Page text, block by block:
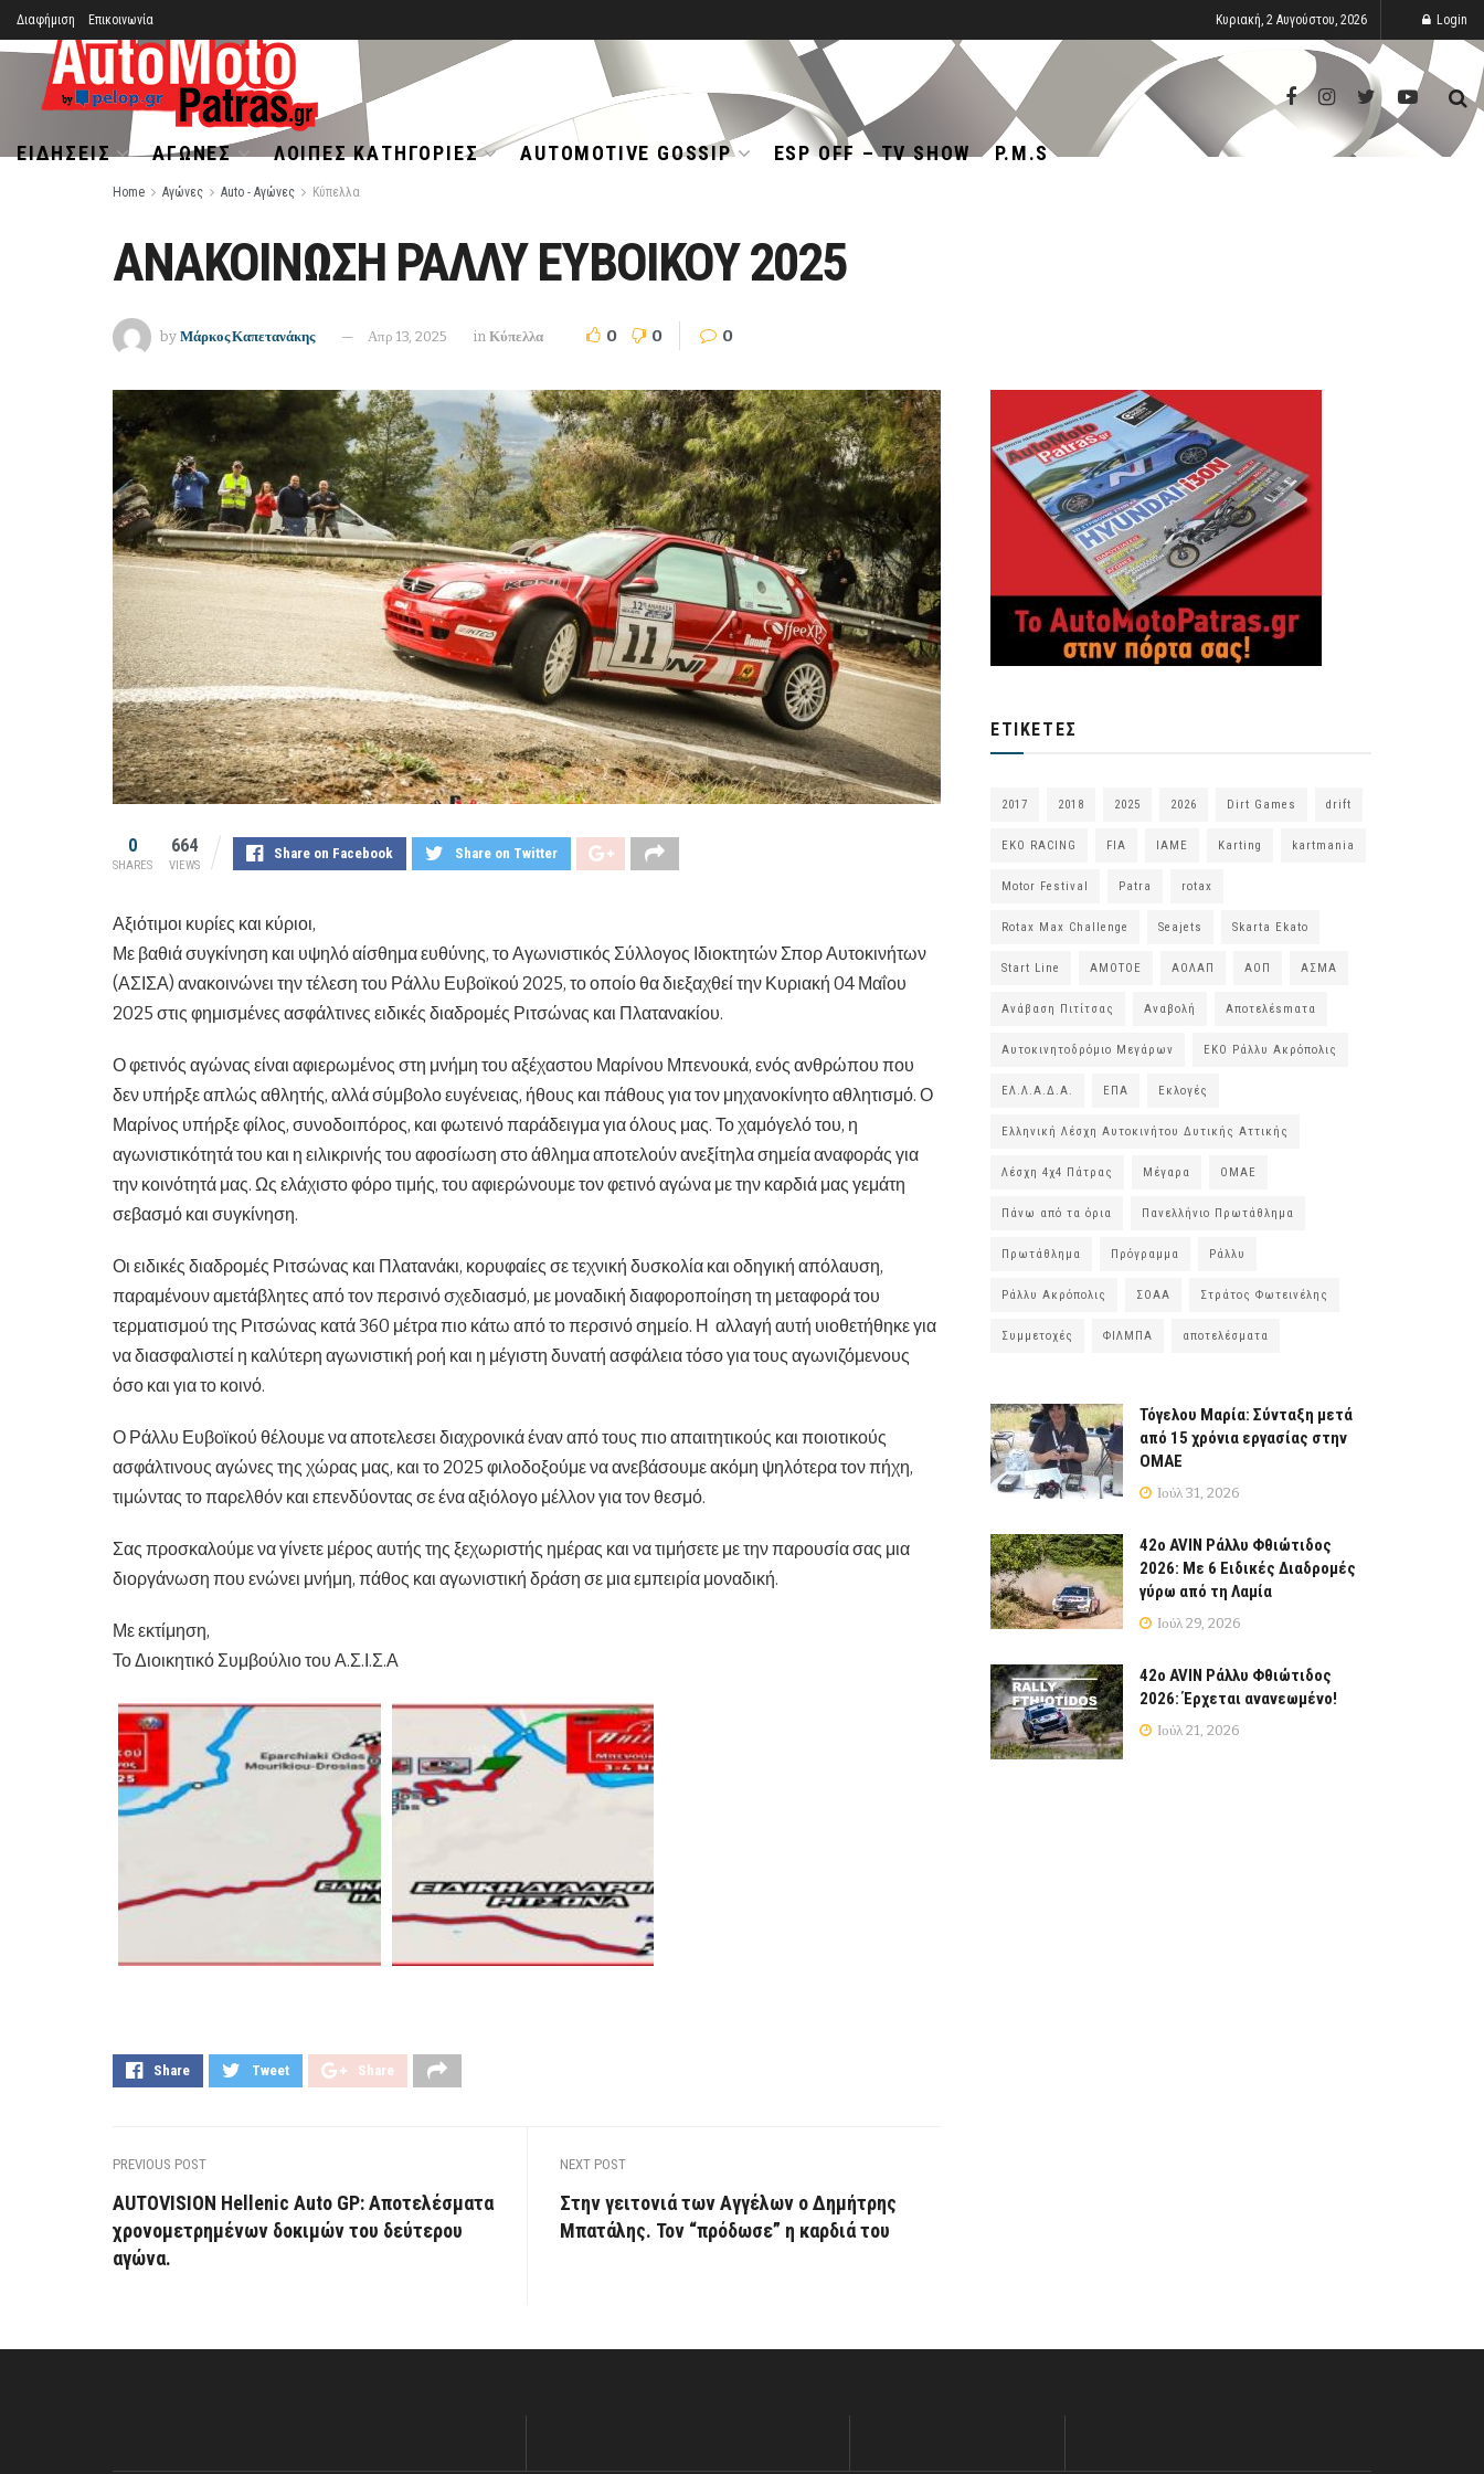
Διαφήμιση Επικοινωνία Κυριακή, 2 Αυγούστου, 2026 Login
ΕΙΔΉΣΕΙΣ ΑΓΏΝΕΣ ΛΟΙΠΈΣ ΚΑΤΗΓΟΡΊΕΣ AUTOMOTIVE GOSSIP ESP OFF – TV SHOW P.M.S
Home Αγώνες Auto - Αγώνες Κύπελλα
ΑΝΑΚΟΙΝΩΣΗ ΡΑΛΛΥ ΕΥΒΟΙΚΟΥ 2025
by Μάρκος Καπετανάκης Απρ 13, 2025 in Κύπελλα 0 0 0
0
SHARES
664
VIEWS
Share on Facebook Share on Twitter
Αξιότιμοι κυρίες και κύριοι,
Με βαθιά συγκίνηση και υψηλό αίσθημα ευθύνης, το Αγωνιστικός Σύλλογος Ιδιοκτητών Σπορ Αυτοκινήτων
(ΑΣΙΣΑ) ανακοινώνει την τέλεση του Ράλλυ Ευβοϊκού 2025, το οποίο θα διεξαχθεί την Κυριακή 04 Μαΐου
2025 στις φημισμένες ασφάλτινες ειδικές διαδρομές Ριτσώνας και Πλατανακίου.
Ο φετινός αγώνας είναι αφιερωμένος στη μνήμη του αξέχαστου Μαρίνου Μπενουκά, ενός ανθρώπου που
δεν υπήρξε απλώς αθλητής, αλλά σύμβολο ευγένειας, ήθους και πάθους για τον μηχανοκίνητο αθλητισμό. Ο
Μαρίνος υπήρξε φίλος, συνοδοιπόρος, και φωτεινό παράδειγμα για όλους μας. Το χαμόγελό του, η
αγωνιστικότητά του και η ειλικρινής του αφοσίωση στο άθλημα αποτελούν ανεξίτηλα σημεία αναφοράς για
την κοινότητά μας. Ως ελάχιστο φόρο τιμής, του αφιερώνουμε τον φετινό αγώνα με την καρδιά μας γεμάτη
σεβασμό και συγκίνηση.
Οι ειδικές διαδρομές Ριτσώνας και Πλατανάκι, κορυφαίες σε τεχνική δυσκολία και οδηγική απόλαυση,
παραμένουν αμετάβλητες από τον περσινό σχεδιασμό, με μοναδική διαφοροποίηση τη μεταφορά του
τερματισμού της Ριτσώνας κατά 360 μέτρα πιο κάτω από το περσινό σημείο. Η αλλαγή αυτή υιοθετήθηκε για
να διασφαλιστεί η καλύτερη αγωνιστική ροή και η μέγιστη δυνατή ασφάλεια τόσο για τους αγωνιζόμενους
όσο και για το κοινό.
Ο Ράλλυ Ευβοϊκού θέλουμε να αποτελεσει διαχρονικά έναν από τους πιο απαιτητικούς και ποιοτικούς
ασφάλτινους αγώνες της χώρας μας, και το 2025 φιλοδοξούμε να ανεβάσουμε ακόμη ψηλότερα τον πήχη,
τιμώντας το παρελθόν και επενδύοντας σε ένα αξιόλογο μέλλον για τον θεσμό.
Σας προσκαλούμε να γίνετε μέρος αυτής της ξεχωριστής ημέρας και να τιμήσετε με την παρουσία σας μια
διοργάνωση που ενώνει μνήμη, πάθος και αγωνιστική δράση σε μια εμπειρία μοναδική.
Με εκτίμηση,
Το Διοικητικό Συμβούλιο του Α.Σ.Ι.Σ.Α
Share Tweet Share
PREVIOUS POST
AUTOVISION Hellenic Auto GP: Αποτελέσματα
χρονομετρημένων δοκιμών του δεύτερου
αγώνα.
NEXT POST
Στην γειτονιά των Αγγέλων ο Δημήτρης
Μπατάλης. Τον “πρόδωσε” η καρδιά του
ΕΤΙΚΈΤΕΣ
2017 2018 2025 2026 Dirt Games drift
EKO RACING FIA IAME Karting kartmania
Motor Festival Patra rotax
Rotax Max Challenge Seajets Skarta Ekato
Start Line ΑΜΟΤΟΕ ΑΟΛΑΠ ΑΟΠ ΑΣΜΑ
Ανάβαση Πιτίτσας Αναβολή Αποτελέsmατα
Αυτοκινητοδρόμιο Μεγάρων ΕΚΟ Ράλλυ Ακρόπολις
ΕΛ.Λ.Α.Δ.Α. ΕΠΑ Εκλογές
Ελληνική Λέσχη Αυτοκινήτου Δυτικής Αττικής
Λέσχη 4χ4 Πάτρας Μέγαρα ΟΜΑΕ
Πάνω από τα όρια Πανελλήνιο Πρωτάθλημα
Πρωτάθλημα Πρόγραμμα Ράλλυ
Ράλλυ Ακρόπολις ΣΟΑΑ Στράτος Φωτεινέλης
Συμμετοχές ΦΙΛΜΠΑ αποτελέσματα
Τόγελου Μαρία: Σύνταξη μετά
από 15 χρόνια εργασίας στην
ΟΜΑΕ
Ιούλ 31, 2026
42ο AVIN Ράλλυ Φθιώτιδος
2026: Με 6 Ειδικές Διαδρομές
γύρω από τη Λαμία
Ιούλ 29, 2026
42ο AVIN Ράλλυ Φθιώτιδος
2026: Έρχεται ανανεωμένο!
Ιούλ 21, 2026